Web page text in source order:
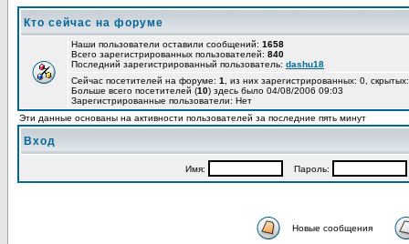
Кто сейчас на форуме
Наши пользователи оставили сообщений: 1658
Всего зарегистрированных пользователей: 840
Последний зарегистрированный пользователь: dashu18
Сейчас посетителей на форуме: 1
, из них зарегистрированных: 0,
Больше всего посетителей (10) здесь было 04/08/2006 09:03
Зарегистрированные пользователи: Нет
Эти данные основаны на активности пользователей за последние пять минут
Вход
Имя: Пароль:
Новые сообщения